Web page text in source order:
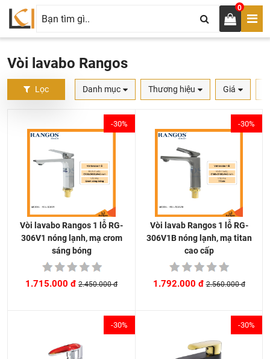
0
Vòi lavabo Rangos
Lọc Danh mục Thương hiệu Giá
-30%
Vòi lavabo Rangos 1 lỗ RG-
306V1 nóng lạnh, mạ crom
sáng bóng
1.715.000 đ 2.450.000 đ
-30%
Vòi lavab Rangos 1 lỗ RG-
306V1B nóng lạnh, mạ titan
cao cấp
1.792.000 đ 2.560.000 đ
-30% -30%